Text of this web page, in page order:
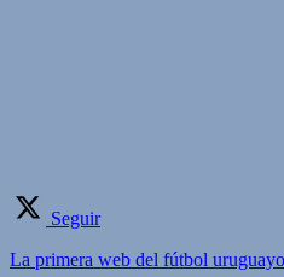
Seguir
La primera web del fútbol